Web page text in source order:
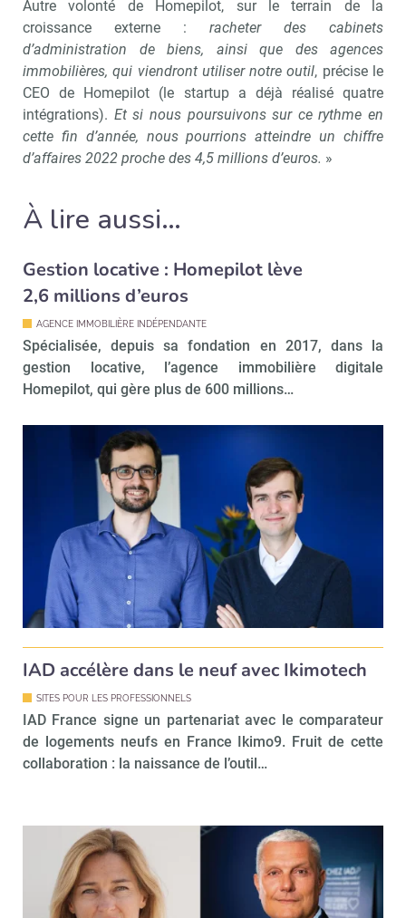
Autre volonté de Homepilot, sur le terrain de la
croissance externe : racheter des cabinets
d’administration de biens, ainsi que des agences
immobilières, qui viendront utiliser notre outil, précise le
CEO de Homepilot (le startup a déjà réalisé quatre
intégrations). Et si nous poursuivons sur ce rythme en
cette fin d’année, nous pourrions atteindre un chiffre
d’affaires 2022 proche des 4,5 millions d’euros. »
À lire aussi…
Gestion locative : Homepilot lève
2,6 millions d’euros
AGENCE IMMOBILIÈRE INDÉPENDANTE
Spécialisée, depuis sa fondation en 2017, dans la
gestion locative, l’agence immobilière digitale
Homepilot, qui gère plus de 600 millions…
IAD accélère dans le neuf avec Ikimotech
SITES POUR LES PROFESSIONNELS
IAD France signe un partenariat avec le comparateur
de logements neufs en France Ikimo9. Fruit de cette
collaboration : la naissance de l’outil…
Recevoir Immo Matin
Valider
Non merci, je reçois déjà
!